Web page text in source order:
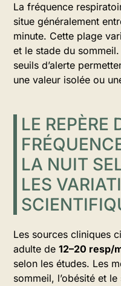
La fréquence
situe généralement
minute. Cette plage
et le stade du
seuils d’alerte
une valeur isolée ou
LE REPÈRE
LA NUIT
LES
Les sources cliniques
adulte de 12–20 resp/
selon les études. Les
sommeil, l’obésité et